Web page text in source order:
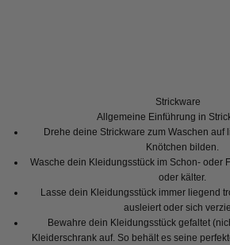
Strickware
Allgemeine Einführung in
Drehe deine Strickware zum Waschen auf
Knötchen bilden.
Wasche dein Kleidungsstück im Schon- oder
oder kälter.
Lasse dein Kleidungsstück immer liegend
ausleiert oder sich
Bewahre dein Kleidungsstück gefaltet
Kleiderschrank auf. So behält es seine